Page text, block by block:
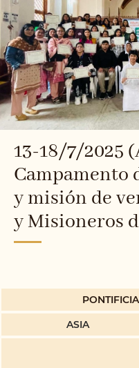
13-18/7/2025
Campamento
y misión de
y Misioneros
ASIA